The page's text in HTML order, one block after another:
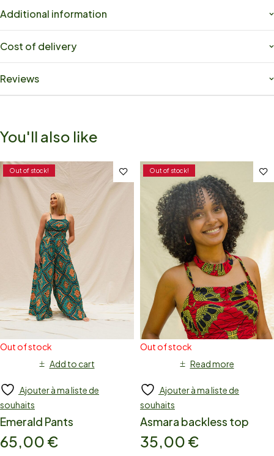
Additional information
Cost of delivery
Reviews
You'll also like
Out of stock!
Out of stock
Add to cart
Ajouter à ma liste de
souhaits
Emerald Pants
65,00 €
Out of stock!
Out of stock
Read more
Ajouter à ma liste de
souhaits
Asmara backless top
35,00 €